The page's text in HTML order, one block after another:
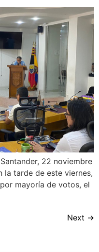
22 noviembre
la tarde de este viernes,
mayoría de votos, el
Next →